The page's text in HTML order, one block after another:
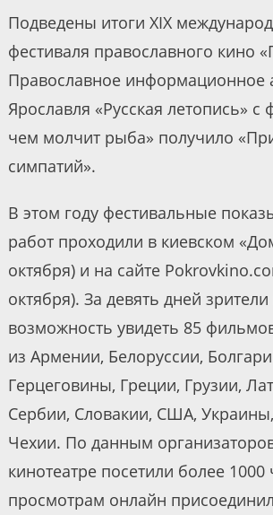
Подведены итоги XIX
фестиваля православного кино
Православное информационное
Ярославля «Русская летопись»
чем молчит рыба» получило
симпатий».
В этом году фестивальные
работ проходили в киевском
октября) и на сайте
октября). За девять дней
возможность увидеть 85
из Армении, Белоруссии,
Герцеговины, Греции, Грузии,
Сербии, Словакии, США,
Чехии. По данным
кинотеатре посетили более 1000
просмотрам онлайн